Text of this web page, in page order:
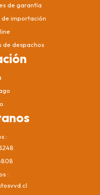
de garantía
importación
de despachos